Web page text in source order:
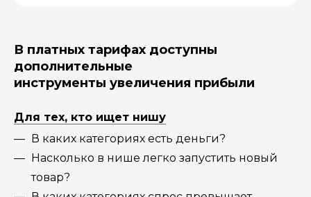
В платных тарифах доступны
дополнительные
инструменты увеличения прибыли
Для тех, кто ищет нишу
В каких категориях есть деньги?
Насколько в нише легко запустить новый
товар?